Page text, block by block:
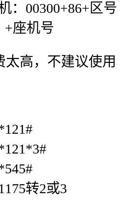
：00300+86+区号
+座机号
太高，不建议使用
转2或3